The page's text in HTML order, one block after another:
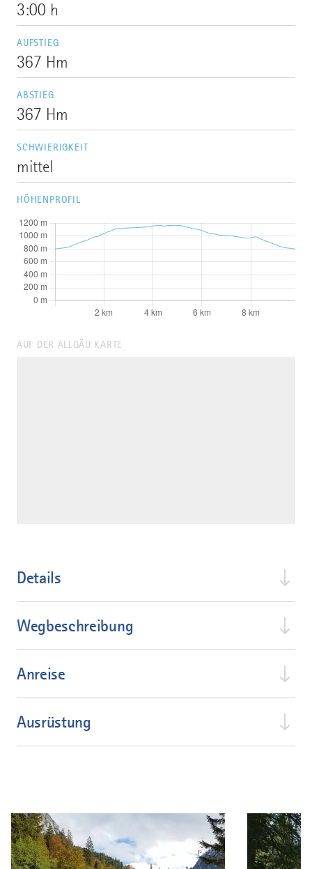
3:00 h
AUFSTIEG
367 Hm
ABSTIEG
367 Hm
SCHWIERIGKEIT
mittel
HÖHENPROFIL
AUF DER ALLGÄU KARTE
Details
Wegbeschreibung
Anreise
Ausrüstung